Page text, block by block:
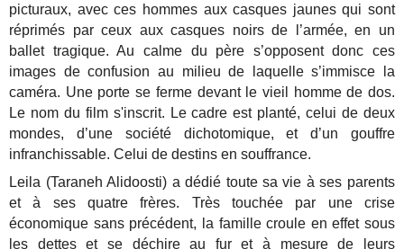
picturaux, avec ces hommes aux casques jaunes qui sont
réprimés par ceux aux casques noirs de l’armée, en un
ballet tragique. Au calme du père s’opposent donc ces
images de confusion au milieu de laquelle s’immisce la
caméra. Une porte se ferme devant le vieil homme de dos.
Le nom du film s'inscrit. Le cadre est planté, celui de deux
mondes, d’une société dichotomique, et d’un gouffre
infranchissable. Celui de destins en souffrance.
Leila (Taraneh Alidoosti) a dédié toute sa vie à ses parents
et à ses quatre frères. Très touchée par une crise
économique sans précédent, la famille croule en effet sous
les dettes et se déchire au fur et à mesure de leurs